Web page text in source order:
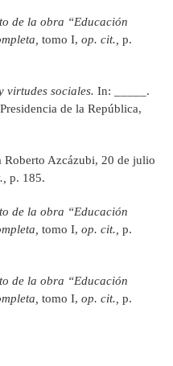
de la obra “Educación
tomo I, op. cit., p.
virtudes sociales. In: _____.
de la República,
Azcázubi, 20 de julio
p. 185.
de la obra “Educación
tomo I, op. cit., p.
de la obra “Educación
tomo I, op. cit., p.